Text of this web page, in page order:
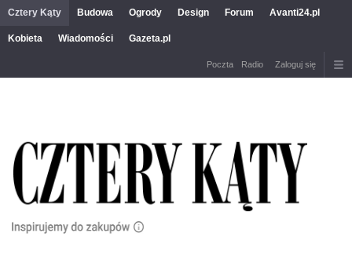
Cztery Kąty Budowa Ogrody Design Forum Avanti24.pl
Kobieta Wiadomości Gazeta.pl
Poczta Radio Zaloguj się